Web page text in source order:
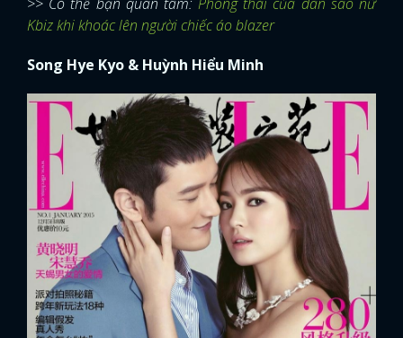
Kbiz khi khoác lên người chiếc áo blazer
Song Hye Kyo & Huỳnh Hiểu Minh